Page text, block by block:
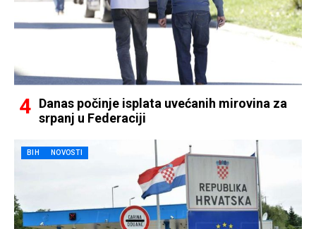
Danas počinje isplata uvećanih mirovina za
srpanj u Federaciji
BIH NOVOSTI